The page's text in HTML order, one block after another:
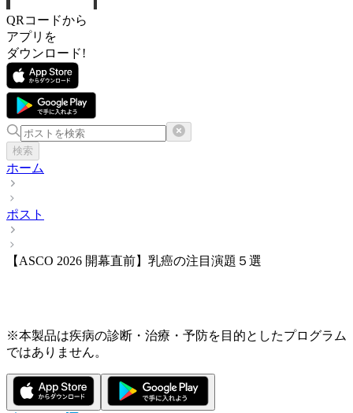
QRコードから
アプリを
ダウンロード!
検索
ホーム
ポスト
【ASCO 2026 開幕直前】乳癌の注目演題５選
※本製品は疾病の診断・治療・予防を目的としたプログラム
ではありません。